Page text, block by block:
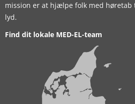
mission er at hjælpe folk med
lyd.
Find dit lokale MED-EL-team